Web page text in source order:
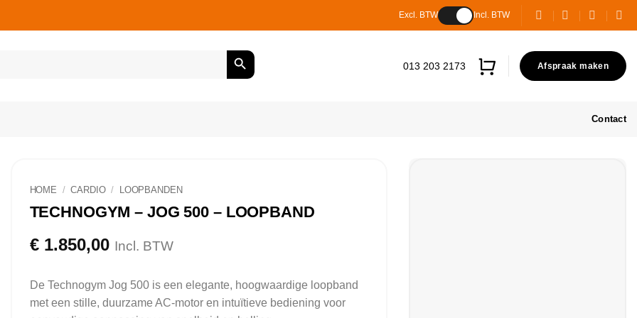
Excl. BTW Incl. BTW
013 203 2173 Afspraak maken
Contact
HOME / CARDIO / LOOPBANDEN
TECHNOGYM – JOG 500 – LOOPBAND
€1.850,00 Incl. BTW
De Technogym Jog 500 is een elegante, hoogwaardige loopband
met een stille, duurzame AC-motor en intuïtieve bediening voor